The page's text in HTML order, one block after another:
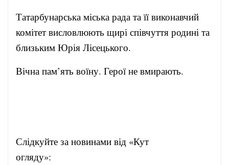
Татарбунарська міська рада та її виконавчий
комітет висловлюють щирі співчуття родині та
близьким Юрія Лісецького.
Вічна пам’ять воїну. Герої не вмирають.
Слідкуйте за новинами від «Кут
огляду»: